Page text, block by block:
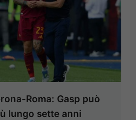
Roma: Gasp può
lungo sette anni